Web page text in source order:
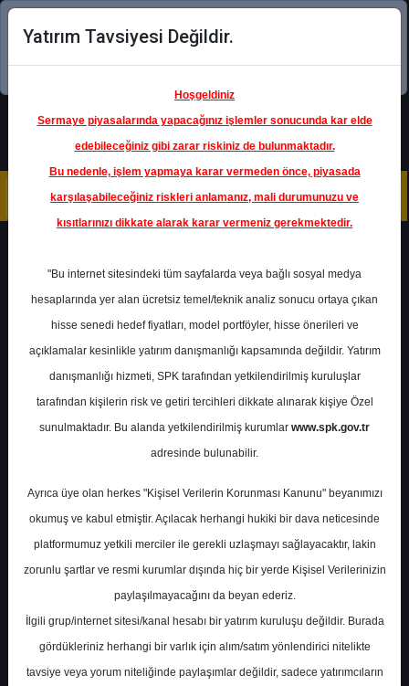
Şimdi uygulamayı indirin!
DOAS- DOĞUŞ OTOMOTİV
SERVİS VE TİCARET A.Ş.
Hedef Fiyat 382.00 ₺
Getiri
%0.00
0
Get.
0
Pazartesi, 24 Temmuz 2023
Yatırım Tavsiyesi Değildir.
Hoşgeldiniz
Sermaye piyasalarında yapacağınız işlemler sonucunda kar elde
edebileceğiniz gibi zarar riskiniz de bulunmaktadır.
Bu nedenle, işlem yapmaya karar vermeden önce, piyasada
karşılaşabileceğiniz riskleri anlamanız, mali durumunuzu ve
kısıtlarınızı dikkate alarak karar vermeniz gerekmektedir.
"Bu internet sitesindeki tüm sayfalarda veya bağlı sosyal medya
hesaplarında yer alan ücretsiz temel/teknik analiz sonucu ortaya çıkan
hisse senedi hedef fiyatları, model portföyler, hisse önerileri ve
açıklamalar kesinlikle yatırım danışmanlığı kapsamında değildir. Yatırım
danışmanlığı hizmeti, SPK tarafından yetkilendirilmiş kuruluşlar
tarafından kişilerin risk ve getiri tercihleri dikkate alınarak kişiye Özel
sunulmaktadır. Bu alanda yetkilendirilmiş kurumlar www.spk.gov.tr
adresinde bulunabilir.
Ayrıca üye olan herkes "Kişisel Verilerin Korunması Kanunu" beyanımızı
okumuş ve kabul etmiştir. Açılacak herhangi hukiki bir dava neticesinde
platformumuz yetkili merciler ile gerekli uzlaşmayı sağlayacaktır, lakin
zorunlu şartlar ve resmi kurumlar dışında hiç bir yerde Kişisel Verilerinizin
paylaşılmayacağını da beyan ederiz.
İlgili grup/internet sitesi/kanal hesabı bir yatırım kuruluşu değildir. Burada
gördükleriniz herhangi bir varlık için alım/satım yönlendirici nitelikte
tavsiye veya yorum niteliğinde paylaşımlar değildir, sadece yatırımcıların